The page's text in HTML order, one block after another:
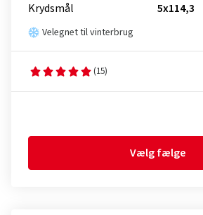
Krydsmål
5x114,3
Velegnet til vinterbrug
(15)
Vælg fælge